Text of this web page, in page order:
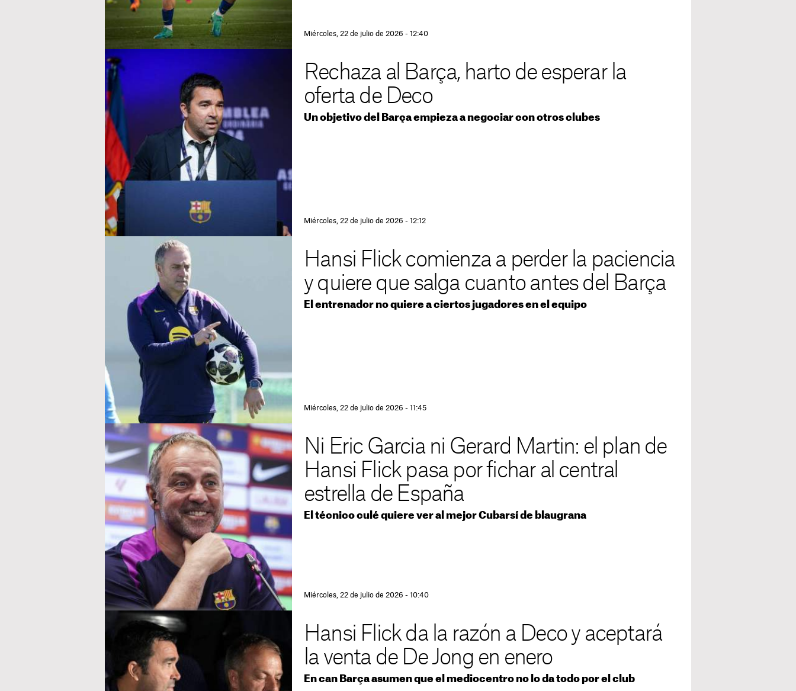
Miércoles, 22 de julio de 2026 - 12:40
Rechaza al Barça, harto de esperar la
oferta de Deco
Un objetivo del Barça empieza a negociar con otros clubes
Miércoles, 22 de julio de 2026 - 12:12
Hansi Flick comienza a perder la paciencia
y quiere que salga cuanto antes del Barça
El entrenador no quiere a ciertos jugadores en el equipo
Miércoles, 22 de julio de 2026 - 11:45
Ni Eric Garcia ni Gerard Martin: el plan de
Hansi Flick pasa por fichar al central
estrella de España
El técnico culé quiere ver al mejor Cubarsí de blaugrana
Miércoles, 22 de julio de 2026 - 10:40
Hansi Flick da la razón a Deco y aceptará
la venta de De Jong en enero
En can Barça asumen que el mediocentro no lo da todo por el club